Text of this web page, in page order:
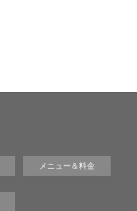
メニュー＆料金